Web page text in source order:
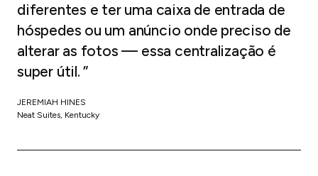
diferentes e ter uma caixa de entrada de
hóspedes ou um anúncio onde preciso de
alterar as fotos — essa centralização é
super útil. ”
JEREMIAH HINES
Neat Suites, Kentucky